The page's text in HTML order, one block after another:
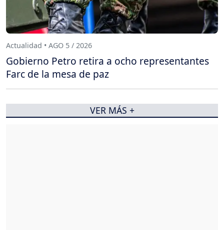
Actualidad • AGO 5 / 2026
Gobierno Petro retira a ocho representantes
Farc de la mesa de paz
VER MÁS +